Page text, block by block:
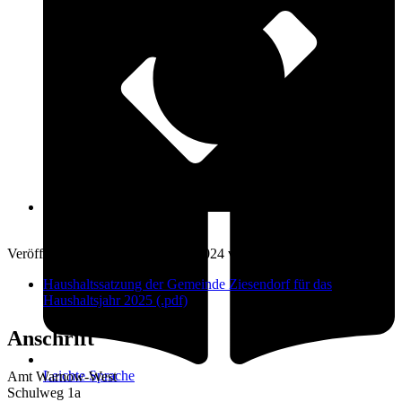
Leichte Sprache
Veröffentlicht am: 17. Dezember 2024 vom
Haushaltssatzung der Gemeinde Ziesendorf für das
Haushaltsjahr 2025 (.pdf)
Anschrift
Amt Warnow-West
Schulweg 1a